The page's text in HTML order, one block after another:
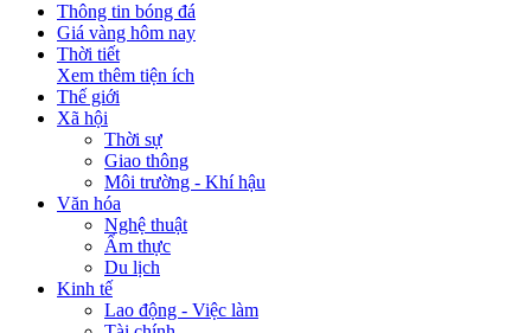
Thông tin bóng đá
Giá vàng hôm nay
Thời tiết
Xem thêm tiện ích
Thế giới
Xã hội
Thời sự
Giao thông
Môi trường - Khí hậu
Văn hóa
Nghệ thuật
Ẩm thực
Du lịch
Kinh tế
Lao động - Việc làm